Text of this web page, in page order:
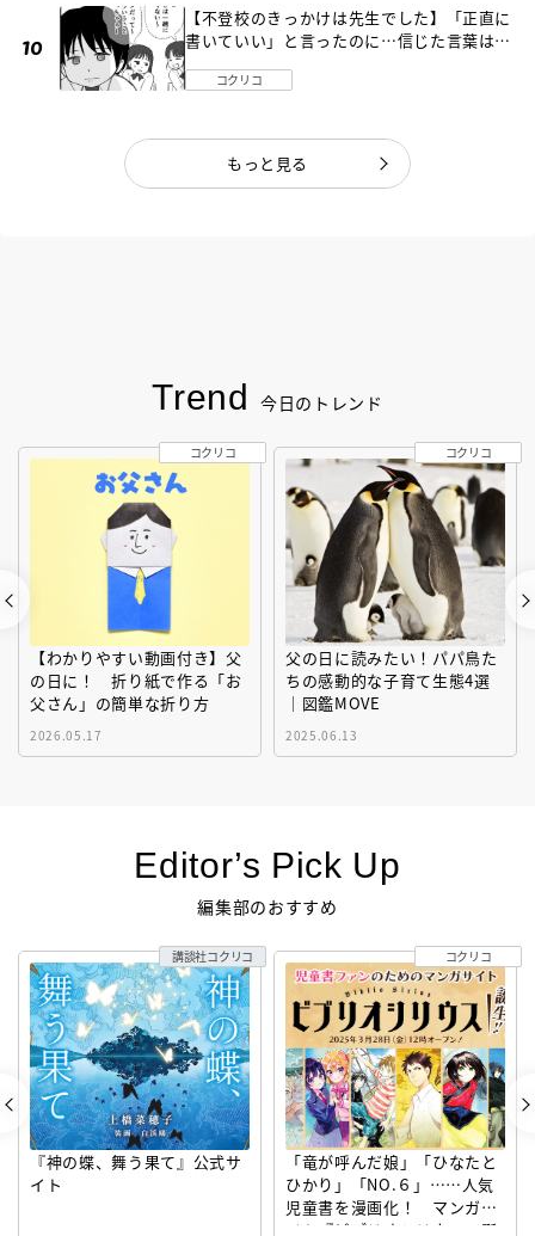
【不登校のきっかけは先生でした】「正直に
書いていい」と言ったのに…信じた言葉は噓
コクリコ
もっと見る
Trend 今日のトレンド
【わかりやすい動画付き】父
の日に！ 折り紙で作る「お
父さん」の簡単な折り方
2026.05.17
コクリコ
父の日に読みたい！パパ鳥た
ちの感動的な子育て生態4選
｜図鑑MOVE
2025.06.13
コクリコ
Editor’s Pick Up
編集部のおすすめ
『神の蝶、舞う果て』公式サ
イト
講談社コクリコ
「竜が呼んだ娘」「ひなたと
ひかり」「NO.６」……人気
児童書を漫画化！ マンガサ
イト『ビブリオシリウス』誕
コクリコ